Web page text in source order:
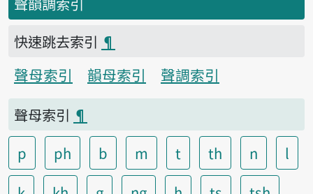
快速跳去索引 ¶
聲母索引
韻母索引
聲調索引
聲母索引 ¶
p
ph b m t th n
l